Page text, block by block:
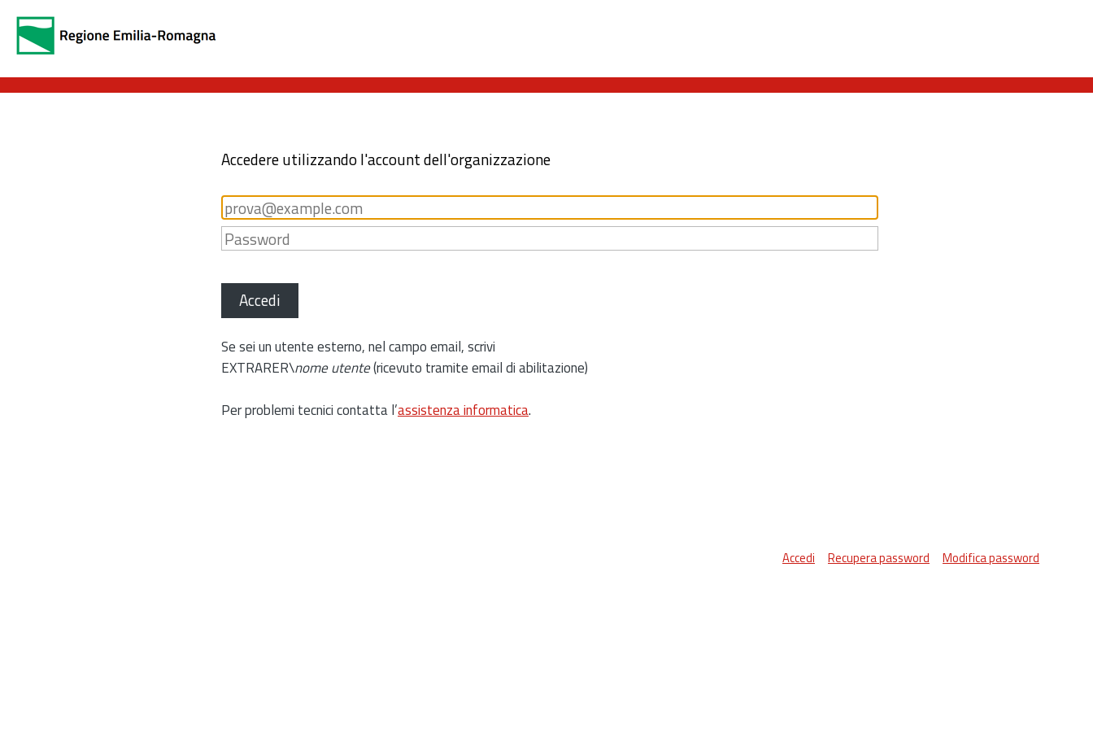
Accedere utilizzando l'account dell'organizzazione
Accedi
Se sei un utente esterno, nel campo email, scrivi
EXTRARER\nome utente(ricevuto tramite email di abilitazione)
Per problemi tecnici contatta l’assistenza informatica.
Accedi Recupera password Modifica password